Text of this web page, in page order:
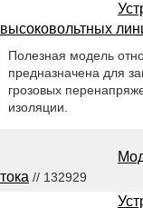
высоковольтных
Полезная модель
предназначена для
грозовых
изоляции.
тока // 132929